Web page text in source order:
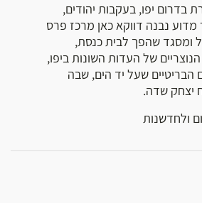
בדרום יפו, בעקבות יהודים,
מדוע נבנה דווקא כאן מרכז פרס
ומסגד שהפך לבית כנסת,
של העדות השונות ביפו,
הבריטיים שעל יד הים, שבה
יצחק שדה.
ולחדשנות